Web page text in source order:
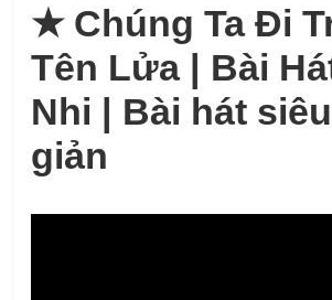
★ Chúng Ta Đi
Tên Lửa | Bài
Nhi | Bài hát
giản